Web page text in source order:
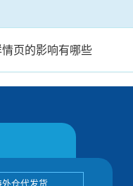
页的影响有哪些
仓代发货